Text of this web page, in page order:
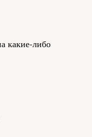
какие-либо